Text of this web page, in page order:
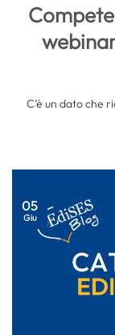
C’è un dato che
05
Giu